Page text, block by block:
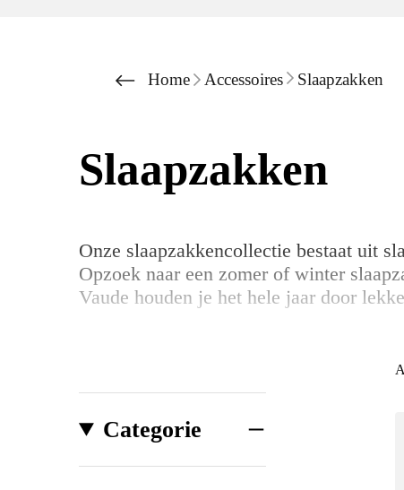
Home Accessoires Slaapzakken
Slaapzakken
Onze slaapzakkencollectie bestaat uit
Opzoek naar een zomer of winter
Vaude houden je het hele jaar door
Categorie